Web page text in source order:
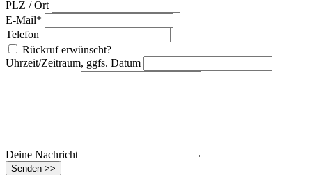
PLZ / Ort
E-Mail*
Telefon
Rückruf erwünscht?
Uhrzeit/Zeitraum, ggfs. Datum
Deine Nachricht
Senden >>